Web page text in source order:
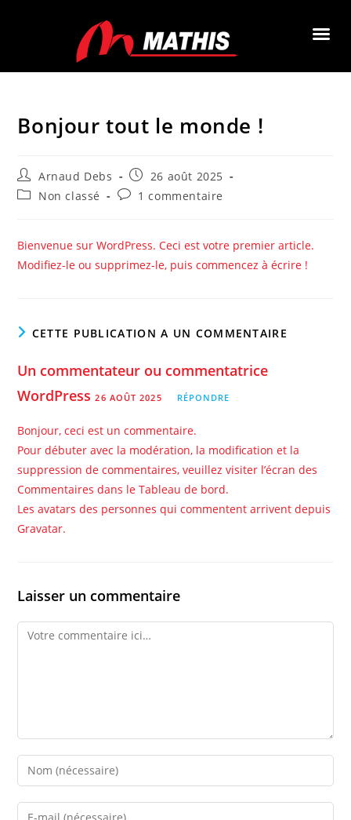
Bonjour tout le monde !
Arnaud Debs
26 août 2025
Non classé
1 commentaire
Bienvenue sur WordPress. Ceci est votre premier article.
Modifiez-le ou supprimez-le, puis commencez à écrire !
CETTE PUBLICATION A UN COMMENTAIRE
Un commentateur ou commentatrice
WordPress 26 AOÛT 2025 RÉPONDRE
Bonjour, ceci est un commentaire.
Pour débuter avec la modération, la modification et la
suppression de commentaires, veuillez visiter l’écran des
Commentaires dans le Tableau de bord.
Les avatars des personnes qui commentent arrivent depuis
Gravatar.
Laisser un commentaire